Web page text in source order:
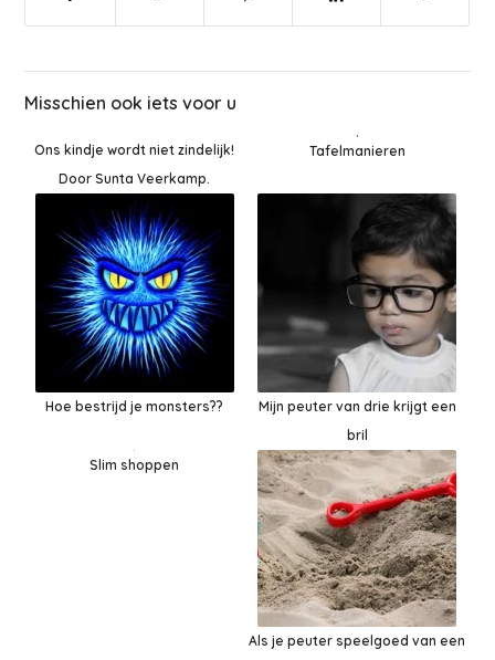
Misschien ook iets voor u
Ons kindje wordt niet zindelijk!
Door Sunta Veerkamp.
Tafelmanieren
Hoe bestrijd je monsters??
Mijn peuter van drie krijgt een
bril
Slim shoppen
Als je peuter speelgoed van een